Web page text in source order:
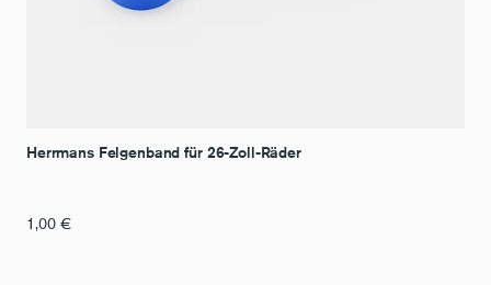
Herrmans Felgenband für 26-Zoll-Räder
1,00 €